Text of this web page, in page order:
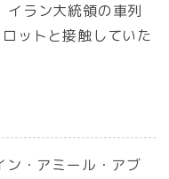
イラン大統領の車列
ットと接触していた
・アミール・アブ